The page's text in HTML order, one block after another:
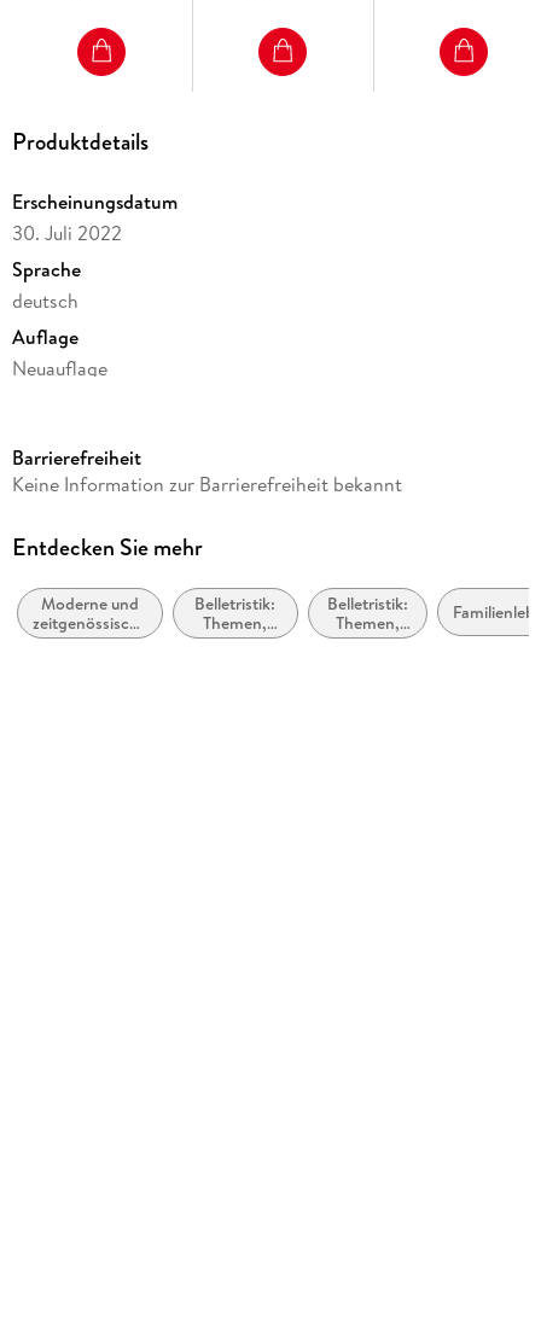
Produktdetails
Erscheinungsdatum
30. Juli 2022
Sprache
deutsch
Auflage
Neuauflage
Reihe
Autor/Autorin
Verlag/Hersteller
Petra Schier
Barrierefreiheit
Keine Information zur Barrierefreiheit bekannt
Entdecken Sie mehr
Moderne und
zeitgenössische
Liebesromane
Belletristik:
Themen,
Stoffe,
Belletristik:
Themen,
Stoffe,